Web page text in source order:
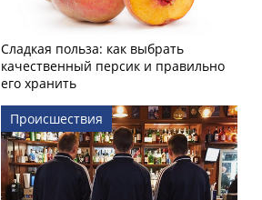
Сладкая польза: как выбрать
качественный персик и правильно
его хранить
Происшествия